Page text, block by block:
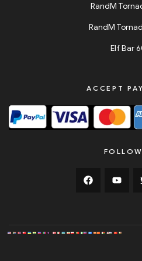
RandM
RandM
Elf Bar
ACCEPT